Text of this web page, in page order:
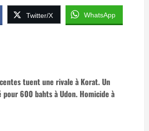
Twitter/X WhatsApp
tuent une rivale à Korat. Un
pour 600 bahts à Udon. Homicide à